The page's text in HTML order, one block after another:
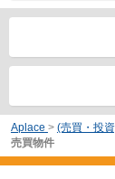
Aplace > (売買・投
売買物件